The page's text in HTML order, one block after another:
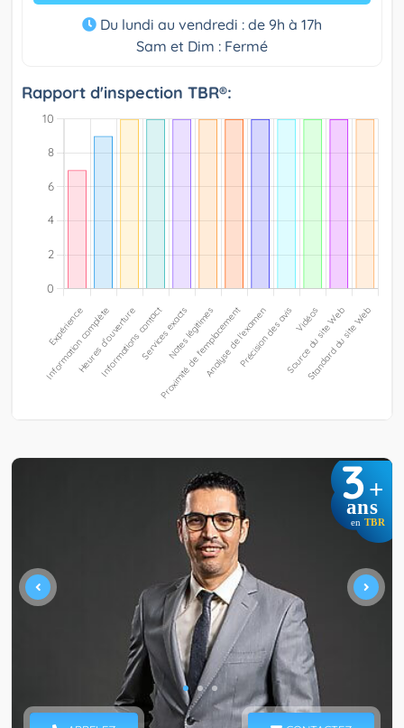
Du lundi au vendredi : de 9h à 17h
Sam et Dim : Fermé
Rapport d'inspection TBR®:
3+
ans
en TBR